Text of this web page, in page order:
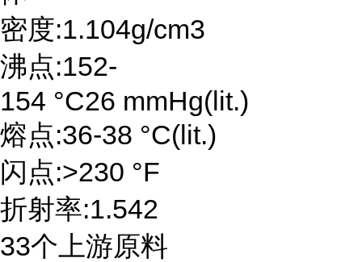
密度:1.104g/cm3
沸点:152-
154 °C26 mmHg(lit.)
熔点:36-38 °C(lit.)
闪点:>230 °F
折射率:1.542
33个上游原料